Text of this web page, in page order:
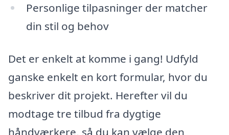
Personlige tilpasninger der matcher
din stil og behov
Det er enkelt at komme i gang! Udfyld
ganske enkelt en kort formular, hvor du
beskriver dit projekt. Herefter vil du
modtage tre tilbud fra dygtige
håndværkere, så du kan vælge den